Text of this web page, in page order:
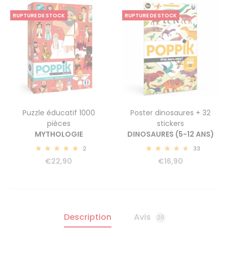
RUPTURE DE STOCK
Puzzle éducatif 1000
pièces
MYTHOLOGIE
2
€22,90
RUPTURE DE STOCK
Poster dinosaures + 32
stickers
DINOSAURES (5-12 ANS)
33
€16,90
Description Avis 20